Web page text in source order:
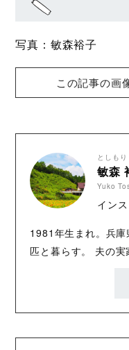
写真：敏森裕子
この記事の画
としもり
敏森
Yuko
イン
1981年生まれ。兵庫
匹と暮らす。 夫の
でいる。 インテリ
の家具、雑貨は義父